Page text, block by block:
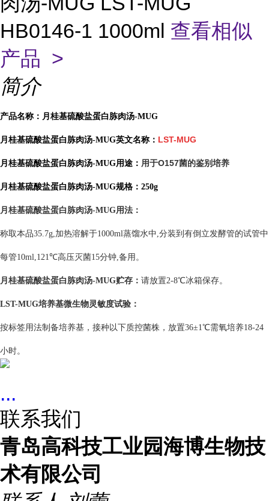
HB0146-1 1000ml 查看相似
产品 >
简介
产品名称：月桂基硫酸盐蛋白胨肉汤-MUG
月桂基硫酸盐蛋白胨肉汤-MUG英文名称： LST-MUG
月桂基硫酸盐蛋白胨肉汤-MUG用途： 用于O157菌的鉴别培养
月桂基硫酸盐蛋白胨肉汤-MUG规格：250g
月桂基硫酸盐蛋白胨肉汤-MUG用法：
称取本品35.7g,加热溶解于1000ml蒸馏水中,分装到有倒立发酵管的试管中
每管10ml,121℃高压灭菌15分钟,备用。
月桂基硫酸盐蛋白胨肉汤-MUG贮存： 请放置2-8℃冰箱保存。
LST-MUG培养基微生物灵敏度试验：
按标签用法制备培养基，接种以下质控菌株，放置36±1℃需氧培养18-24
小时。
...
联系我们
青岛高科技工业园海博生物技
术有限公司